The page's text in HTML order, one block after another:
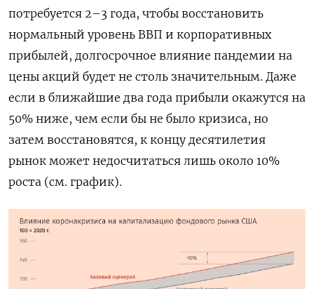
потребуется 2–3 года, чтобы восстановить
нормальный уровень ВВП и корпоративных
прибылей, долгосрочное влияние пандемии на
цены акций будет не столь значительным. Даже
если в ближайшие два года прибыли окажутся на
50% ниже, чем если бы не было кризиса, но
затем восстановятся, к концу десятилетия
рынок может недосчитаться лишь около 10%
роста (см. график).